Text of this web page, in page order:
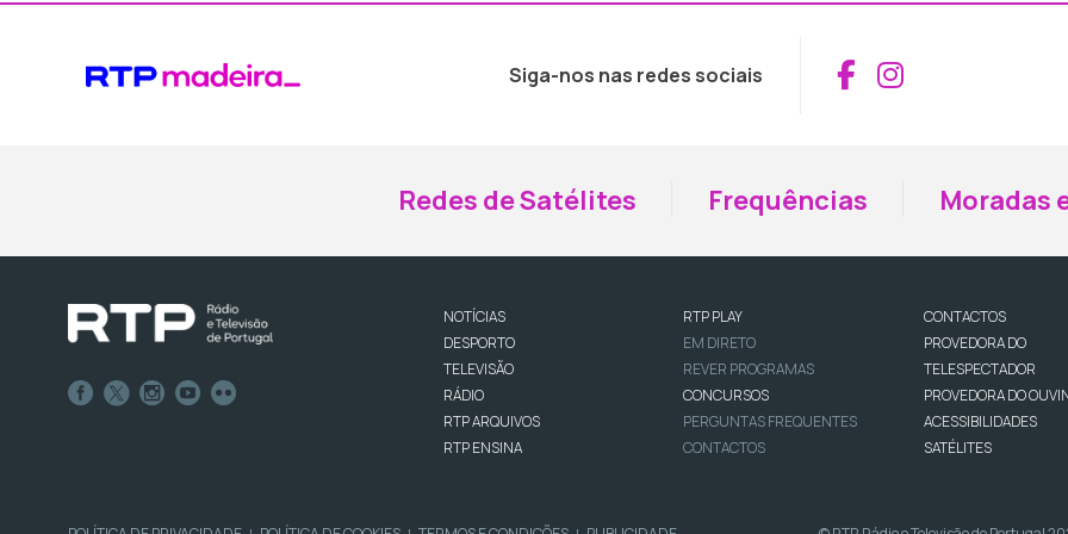
Siga-nos nas redes sociais Aceder ao
Aceder ao
Redes de Satélites Frequências Moradas
NOTÍCIAS
DESPORTO
TELEVISÃO
RÁDIO
RTP ARQUIVOS
RTP ENSINA
RTP PLAY
EM DIRETO
REVER PROGRAMAS
CONCURSOS
PERGUNTAS FREQUENTES
CONTACTOS
CONTACTOS
PROVEDORA DO
TELESPECTADOR
PROVEDORA DO
ACESSIBILIDADES
SATÉLITES